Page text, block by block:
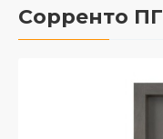
Сорренто ПГ